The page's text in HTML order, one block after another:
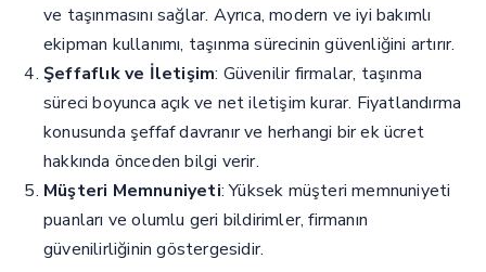
ve taşınmasını sağlar. Ayrıca, modern ve iyi bakımlı
ekipman kullanımı, taşınma sürecinin güvenliğini artırır.
Şeffaflık ve İletişim: Güvenilir firmalar, taşınma
süreci boyunca açık ve net iletişim kurar. Fiyatlandırma
konusunda şeffaf davranır ve herhangi bir ek ücret
hakkında önceden bilgi verir.
Müşteri Memnuniyeti: Yüksek müşteri memnuniyeti
puanları ve olumlu geri bildirimler, firmanın
güvenilirliğinin göstergesidir.